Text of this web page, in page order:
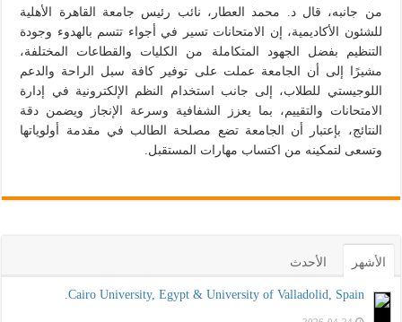
من جانبه، قال د. محمد العطار، نائب رئيس جامعة القاهرة الأهلية
للشئون الأكاديمية، إن الامتحانات تسير في أجواء تتسم بالهدوء وجودة
التنظيم بفضل الجهود المتكاملة من الكليات والقطاعات المختلفة،
مشيرًا إلى أن الجامعة عملت على توفير كافة سبل الراحة والدعم
اللوجيستي للطلاب، إلى جانب استخدام النظم الإلكترونية في إدارة
الامتحانات والتقييم، بما يعزز الشفافية وسرعة الإنجاز ويضمن دقة
النتائج، بإعتبار أن الجامعة تضع مصلحة الطالب في مقدمة أولوياتها
وتسعى لتمكينه من اكتساب مهارات المستقبل.
الأشهر الأحدث
Cairo University, Egypt & University of Valladolid, Spain.